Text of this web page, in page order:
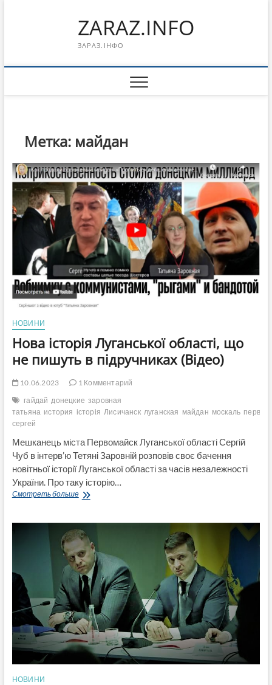
ZARAZ.INFO
ЗАРАЗ.ІНФО
Метка: майдан
НОВИНИ
Нова історія Луганської області, що
не пишуть в підручниках (Відео)
10.06.2023
1 Комментарий
гайдай донецкие заровная
татьяна история історія Лисичанск луганская майдан москаль
сергей
Мешканець міста Первомайск Луганської області Сергій
Чуб в інтерв’ю Тетяні Заровній розповів своє бачення
новітньої історії Луганської області за часів незалежності
України. Про таку історію…
Смотреть большеНова
що
не
пишуть
в
підручниках
(Відео)
НОВИНИ